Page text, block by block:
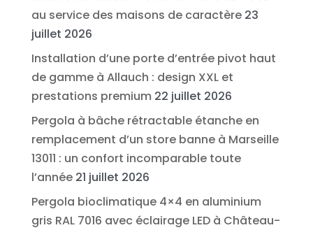
au service des maisons de caractère 23
juillet 2026
Installation d’une porte d’entrée pivot haut
de gamme à Allauch : design XXL et
prestations premium 22 juillet 2026
Pergola à bâche rétractable étanche en
remplacement d’un store banne à Marseille
13011 : un confort incomparable toute
l’année 21 juillet 2026
Pergola bioclimatique 4×4 en aluminium
gris RAL 7016 avec éclairage LED à Château-